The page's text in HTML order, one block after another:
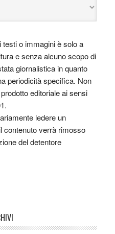
o immagini è solo a
e senza alcuno scopo di
giornalistica in quanto
periodicità specifica. Non
editoriale ai sensi
ledere un
contenuto verrà rimosso
del detentore